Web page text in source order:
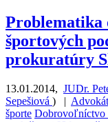
Problematika
športových
prokuratúry
13.01.2014, JUDr.
Sepešiová ) | Advokát
športe Dobrovoľníctvo